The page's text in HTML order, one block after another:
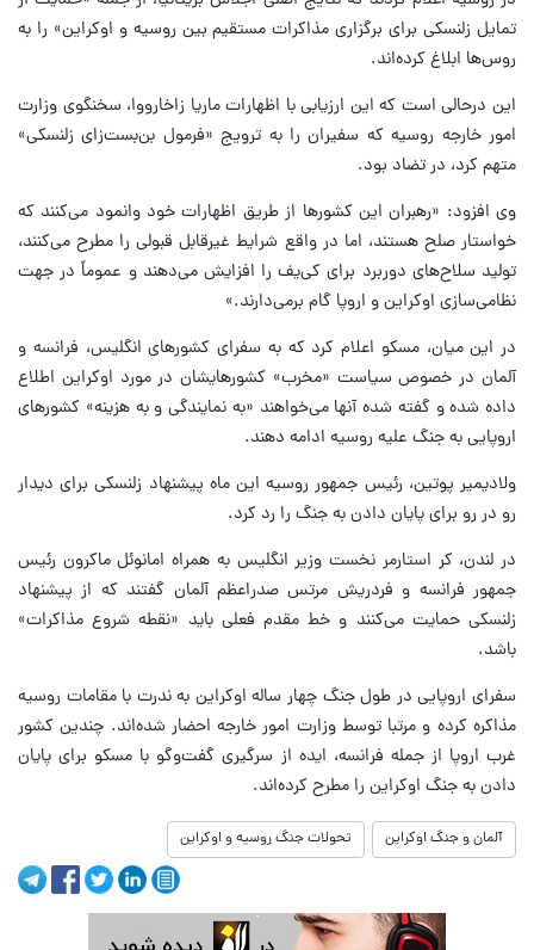
تمایل زلنسکی برای برگزاری مذاکرات مستقیم بین روسیه و اوکراین» را به
روس‌ها ابلاغ کرده‌اند.
این درحالی‌ است که این ارزیابی با اظهارات ماریا زاخارووا، سخنگوی وزارت
امور خارجه روسیه که سفیران را به ترویج «فرمول بن‌بست‌زای زلنسکی»
متهم کرد، در تضاد بود.
وی افزود: «رهبران این کشورها از طریق اظهارات خود وانمود می‌کنند که
خواستار صلح هستند، اما در واقع شرایط غیرقابل قبولی را مطرح می‌کنند،
تولید سلاح‌های دوربرد برای کی‌یف را افزایش می‌دهند و عموماً در جهت
نظامی‌سازی اوکراین و اروپا گام برمی‌دارند.»
در این میان، مسکو اعلام کرد که به سفرای کشورهای انگلیس، فرانسه و
آلمان در خصوص سیاست «مخرب» کشورهایشان در مورد اوکراین اطلاع
داده شده و گفته شده آنها می‌خواهند «به نمایندگی و به هزینه» کشورهای
اروپایی به جنگ علیه روسیه ادامه دهند.
ولادیمیر پوتین، رئیس جمهور روسیه این ماه پیشنهاد زلنسکی برای دیدار
رو در رو برای پایان دادن به جنگ را رد کرد.
در لندن، کر استارمر نخست وزیر انگلیس به همراه امانوئل ماکرون رئیس
جمهور فرانسه و فردریش مرتس صدراعظم آلمان گفتند که از پیشنهاد
زلنسکی حمایت می‌کنند و خط مقدم فعلی باید «نقطه شروع مذاکرات»
باشد.
سفرای اروپایی در طول جنگ چهار ساله اوکراین به ندرت با مقامات روسیه
مذاکره کرده‌ و مرتبا توسط وزارت امور خارجه احضار شده‌اند. چندین کشور
غرب اروپا از جمله فرانسه، ایده از سرگیری گفت‌وگو با مسکو برای پایان
دادن به جنگ اوکراین را مطرح کرده‌اند.
آلمان و جنگ اوکراین تحولات جنگ روسیه و اوکراین